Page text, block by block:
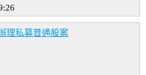
理私募普通股案